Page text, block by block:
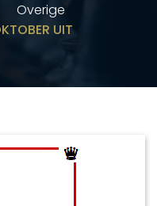
Overige
UIT